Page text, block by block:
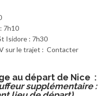
7h10
Isidore : 7h30
sur le trajet : Contacter
au départ de Nice :
supplémentaire :